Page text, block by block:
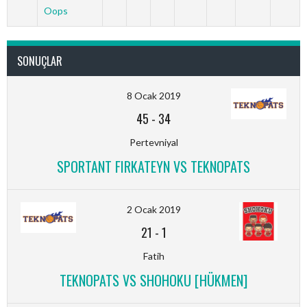
Oops
SONUÇLAR
8 Ocak 2019
45 - 34
Pertevniyal
SPORTANT FIRKATEYN VS TEKNOPATS
2 Ocak 2019
21 -1
Fatih
TEKNOPATS VS SHOHOKU [HÜKMEN]